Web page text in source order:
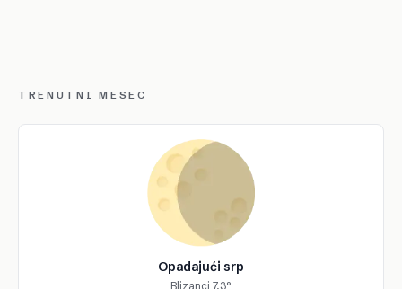
TRENUTNI MESEC
Opadajući srp
Blizanci 7.3°